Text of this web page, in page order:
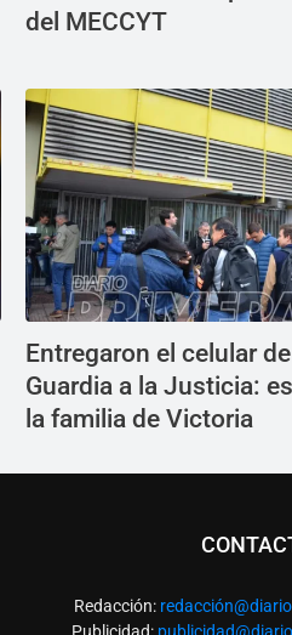
del MECCYT
Entregaron el celular
Guardia a la Justicia:
la familia de Victoria
Redacción: redacció